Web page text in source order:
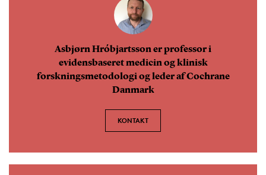
Asbjørn Hróbjartsson er professor i
evidensbaseret medicin og klinisk
forskningsmetodologi og leder af Cochrane
Danmark
KONTAKT